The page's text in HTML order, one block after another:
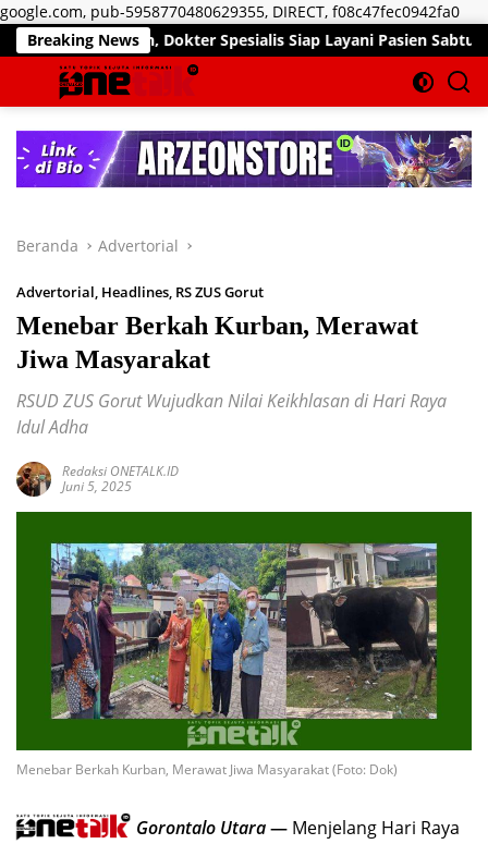
google.com, pub-5958770480629355, DIRECT, f08c47fec0942fa0
ke
Breaking News
Dokter Spesialis Siap Layani Pasien Sabtu, 25 Juli 2026
Beranda Advertorial
Advertorial, Headlines, RS ZUS Gorut
Menebar Berkah Kurban, Merawat
Jiwa Masyarakat
RSUD ZUS Gorut Wujudkan Nilai Keikhlasan di Hari Raya
Idul Adha
Redaksi ONETALK.ID
Juni 5, 2025
Menebar Berkah Kurban, Merawat Jiwa Masyarakat (Foto: Dok)
Gorontalo Utara— Menjelang Hari Raya